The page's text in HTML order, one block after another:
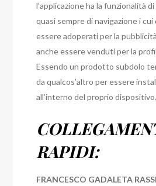
l’applicazione ha la funzionalità
quasi sempre di navigazione i
essere adoperati per la
anche essere venduti per la
Essendo un prodotto subdolo
da qualcos’altro per essere
all’interno del proprio dispositivo.
RAPIDI:
FRANCESCO GADALETA